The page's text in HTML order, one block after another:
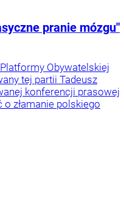
pranie mózgu"
Obywatelskiej
tej partii Tadeusz
konferencji prasowej
złamanie polskiego